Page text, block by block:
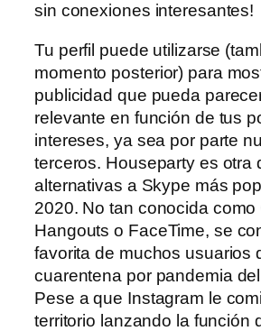
sin conexiones interesantes!
Tu perfil puede utilizarse
momento posterior) para
publicidad que pueda
relevante en función de tus
intereses, ya sea por parte
terceros. Houseparty es otra
alternativas a Skype más
2020. No tan conocida como
Hangouts o FaceTime, se
favorita de muchos usuarios
cuarentena por pandemia
Pese a que Instagram le
territorio lanzando la función